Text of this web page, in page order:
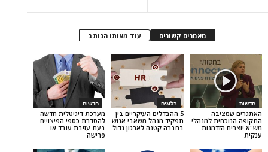
עוד מאותו הכותב
חדשות
מערכת דיגיטלית חדשה
להסדרת כספי הפיצויים
בעת עזיבת עובד או
בלוגים
5 ההבדלים העיקריים בין
תפקיד מנהל משאבי אנוש
בחברה קטנה לארגון גדול
למנהלי